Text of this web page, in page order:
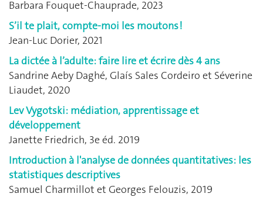
Barbara Fouquet-Chauprade, 2023
S’il te plait, compte-moi les moutons !
Jean-Luc Dorier, 2021
La dictée à l’adulte: faire lire et écrire dès 4 ans
Sandrine Aeby Daghé, Glaís Sales Cordeiro et Séverine
Liaudet, 2020
Lev Vygotski: médiation, apprentissage et
développement
Janette Friedrich, 3e éd. 2019
Introduction à l'analyse de données quantitatives: les
statistiques descriptives
Samuel Charmillot et Georges Felouzis, 2019